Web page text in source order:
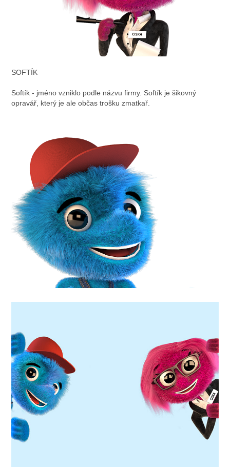
SOFTÍK
Softík - jméno vzniklo podle názvu firmy. Softík je šikovný
opravář, který je ale občas trošku zmatkař.